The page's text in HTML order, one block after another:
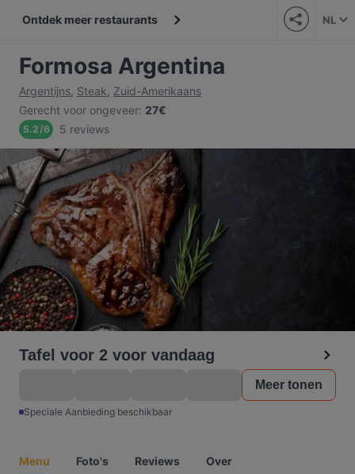
Ontdek meer restaurants NL
Formosa Argentina
Argentijns, Steak, Zuid-Amerikaans
Gerecht voor ongeveer: 27€
5.2/6 5 reviews
Tafel voor 2 voor vandaag
Meer tonen
Speciale Aanbieding beschikbaar
Menu Foto's Reviews Over